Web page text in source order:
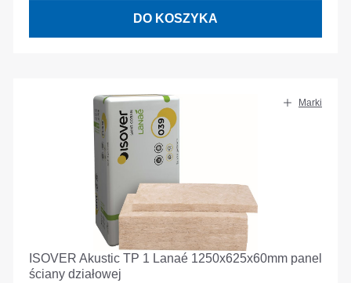
DO KOSZYKA
Marki
ISOVER Akustic TP 1 Lanaé 1250x625x60mm panel
ściany działowej